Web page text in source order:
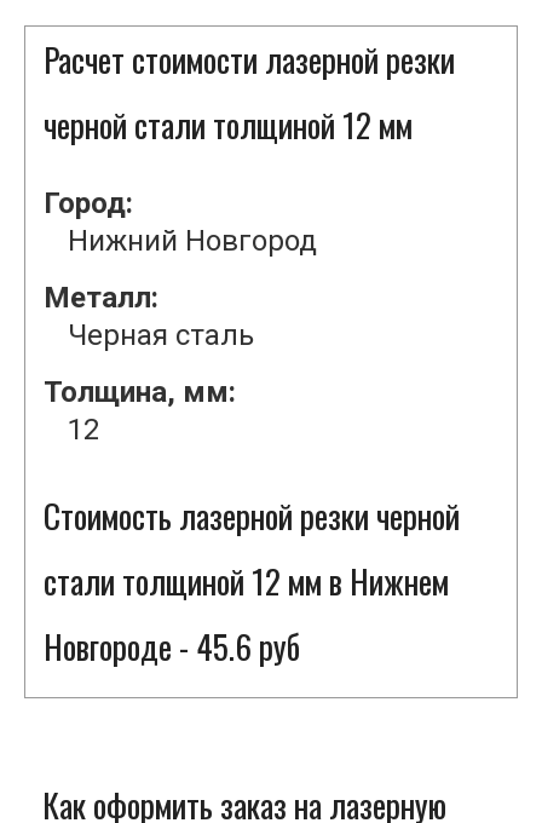
Расчет стоимости лазерной резки
черной стали толщиной 12 мм
Город:
Нижний Новгород
Металл:
Черная сталь
Толщина, мм:
12
Стоимость лазерной резки черной
стали толщиной 12 мм в Нижнем
Новгороде - 45.6 руб
Как оформить заказ на лазерную